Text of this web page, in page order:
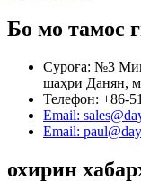
Бо мо тамос
Суроға: №3
шаҳри Данян,
Телефон: +86-
Email:
Email:
охирин